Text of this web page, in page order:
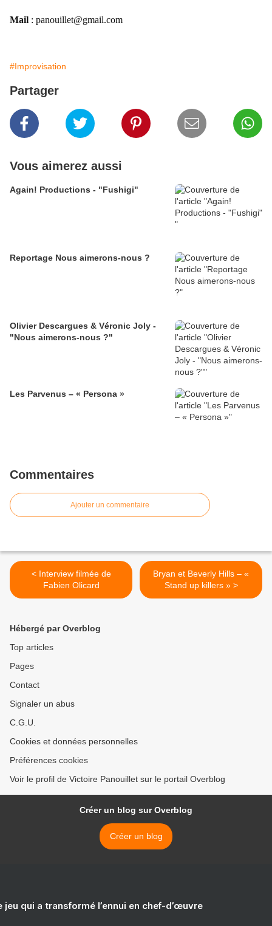
Mail : panouillet@gmail.com
#Improvisation
Partager
Vous aimerez aussi
Again! Productions - "Fushigi"
Reportage Nous aimerons-nous ?
Olivier Descargues & Véronic Joly -
"Nous aimerons-nous ?"
Les Parvenus – « Persona »
Commentaires
Ajouter un commentaire
< Interview filmée de
Fabien Olicard
Bryan et Beverly Hills – «
Stand up killers » >
Hébergé par Overblog
Top articles
Pages
Contact
Signaler un abus
C.G.U.
Cookies et données personnelles
Préférences cookies
Voir le profil de Victoire Panouillet sur le portail Overblog
Créer un blog sur Overblog
Créer un blog
jeu qui a transformé l’ennui en chef-d’œuvre